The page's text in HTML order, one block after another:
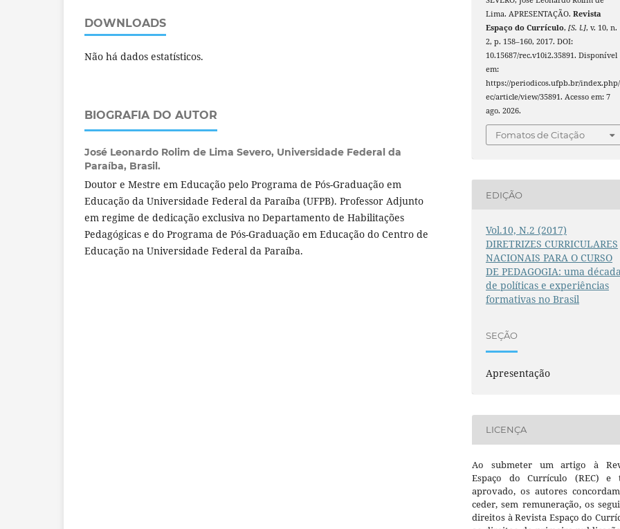
DOWNLOADS
Não há dados estatísticos.
BIOGRAFIA DO AUTOR
José Leonardo Rolim de Lima Severo, Universidade Federal da
Paraíba, Brasil.
Doutor e Mestre em Educação pelo Programa de Pós-Graduação em
Educação da Universidade Federal da Paraíba (UFPB). Professor Adjunto
em regime de dedicação exclusiva no Departamento de Habilitações
Pedagógicas e do Programa de Pós-Graduação em Educação do Centro de
Educação na Universidade Federal da Paraíba.
Lima. APRESENTAÇÃO.Revista
Espaço do Currículo,[S. l.], v. 10, n.
2, p. 158–160, 2017. DOI:
10.15687/rec.v10i2.35891. Disponível
em:
https://periodicos.ufpb.br/
ec/article/view/35891. Acesso em: 7
ago. 2026.
Fomatos de Citação
EDIÇÃO
Vol.10, N.2 (2017)
DIRETRIZES CURRICULARES
NACIONAIS PARA O CURSO
DE PEDAGOGIA: uma
de políticas e experiências
formativas no Brasil
SEÇÃO
Apresentação
LICENÇA
Ao submeter um artigo à
Espaço do Currículo (REC) e
aprovado, os autores
ceder, sem remuneração, os
direitos à Revista Espaço do